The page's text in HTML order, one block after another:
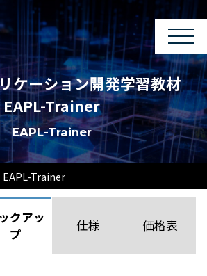
ケーション開発学習教材
EAPL-Trainer
EAPL-Trainer
EAPL-Trainer
クアッ
プ
仕様 価格表